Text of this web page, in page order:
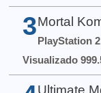
3 Mortal
PlayStation 2
Visualizado
Ultimate